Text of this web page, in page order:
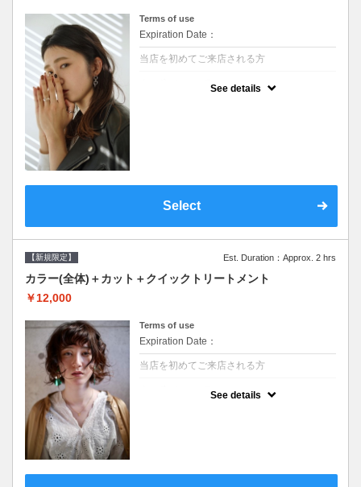
Terms of use
Expiration Date：
当店を初めてご来店される方
See details
Select
【新規限定】 Est. Duration：Approx. 2 hrs
カラー(全体)＋カット＋クイックトリートメント
￥12,000
Terms of use
Expiration Date：
当店を初めてご来店される方
See details